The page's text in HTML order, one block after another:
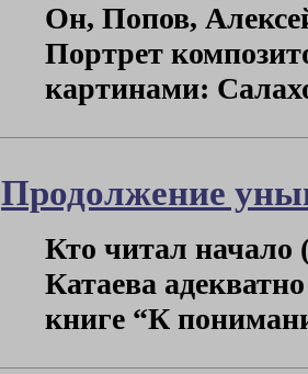
Он, Попов,
Портрет
картинами:
Продолжение
Кто читал начало
Катаева
книге “К